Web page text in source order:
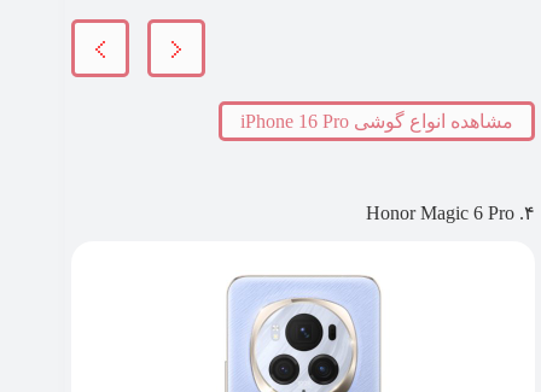
مشاهده انواع گوشی iPhone 16 Pro
۴. Honor Magic 6 Pro